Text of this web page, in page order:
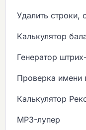
Удалить строки,
Калькулятор
Генератор
Проверка имени
Калькулятор
MP3-лупер